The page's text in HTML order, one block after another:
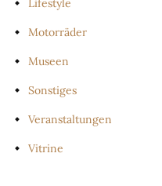
Lifestyle
Motorräder
Museen
Sonstiges
Veranstaltungen
Vitrine